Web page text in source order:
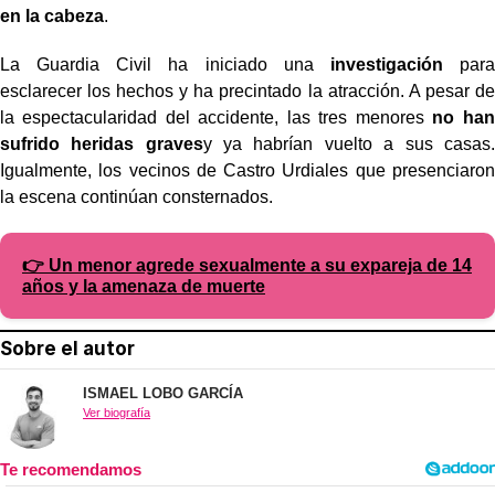
en la cabeza.
La Guardia Civil ha iniciado una investigación para
esclarecer los hechos y ha precintado la atracción. A pesar de
la espectacularidad del accidente, las tres menoresno han
sufrido heridas gravesy ya habrían vuelto a sus casas.
Igualmente, los vecinos de Castro Urdiales que presenciaron
la escena continúan consternados.
👉 Un menor agrede sexualmente a su expareja de 14
años y la amenaza de muerte
Sobre el autor
ISMAEL LOBO GARCÍA
Ver biografía